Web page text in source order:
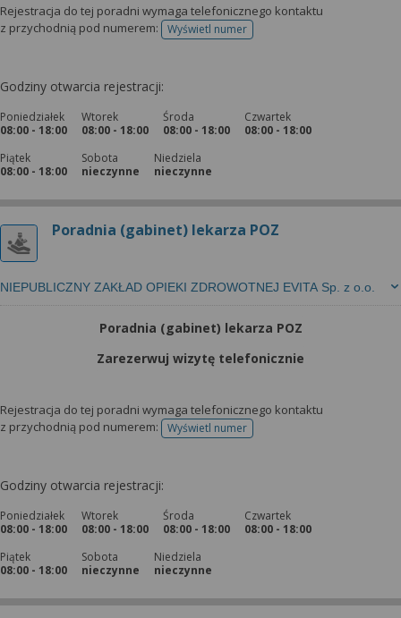
Rejestracja do tej poradni wymaga telefonicznego kontaktu
z przychodnią pod numerem:
Wyświetl numertelefonu do rejestracji
Godziny otwarcia rejestracji:
Poniedziałek
08:00 - 18:00
Wtorek
08:00 - 18:00
Środa
08:00 - 18:00
Czwartek
08:00 - 18:00
Piątek
08:00 - 18:00
Sobota
nieczynne
Niedziela
nieczynne
Poradnia (gabinet) lekarza POZ
NIEPUBLICZNY ZAKŁAD OPIEKI ZDROWOTNEJ EVITA Sp. z o.o.
Poradnia (gabinet) lekarza POZ
Zarezerwuj wizytę telefonicznie
Rejestracja do tej poradni wymaga telefonicznego kontaktu
z przychodnią pod numerem:
Wyświetl numertelefonu do rejestracji
Godziny otwarcia rejestracji:
Poniedziałek
08:00 - 18:00
Wtorek
08:00 - 18:00
Środa
08:00 - 18:00
Czwartek
08:00 - 18:00
Piątek
08:00 - 18:00
Sobota
nieczynne
Niedziela
nieczynne